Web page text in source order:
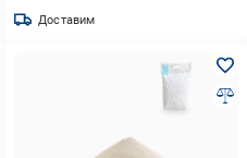
Доставим